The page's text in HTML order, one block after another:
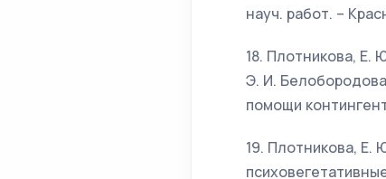
науч. работ. –
18. Плотникова, Е.
Э. И.
помощи
19. Плотникова, Е.